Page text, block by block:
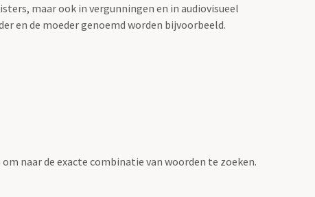
maar ook in vergunningen en in audiovisueel
en de moeder genoemd worden bijvoorbeeld.
naar de exacte combinatie van woorden te zoeken.